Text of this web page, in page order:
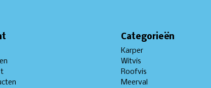
Categorieën
Karper
Witvis
Roofvis
Meerval